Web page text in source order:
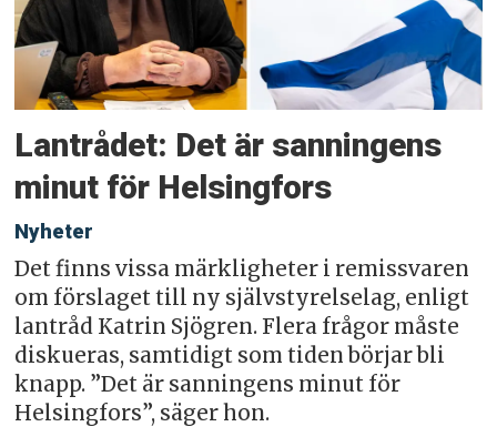
Lantrådet: Det är sanningens
minut för Helsingfors
Nyheter
Det finns vissa märkligheter i remissvaren
om förslaget till ny självstyrelselag, enligt
lantråd Katrin Sjögren. Flera frågor måste
diskueras, samtidigt som tiden börjar bli
knapp. ”Det är sanningens minut för
Helsingfors”, säger hon.